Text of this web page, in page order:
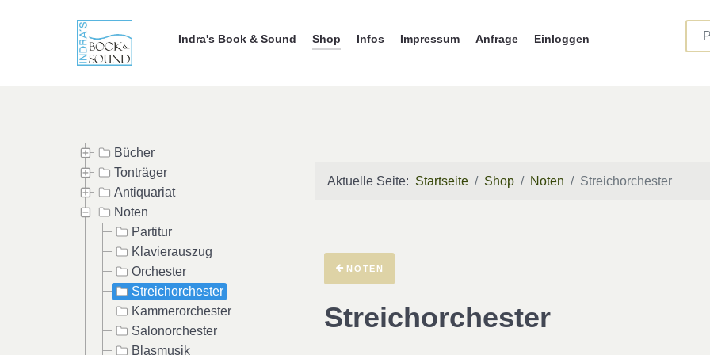
Indra's Book & Sound Shop Infos Impressum Anfrage Einloggen
Bücher
Tonträger
Antiquariat
Noten
Partitur
Klavierauszug
Orchester
Streichorchester
Kammerorchester
Salonorchester
Blasmusik
Aktuelle Seite: Startseite Shop Noten Streichorchester
NOTEN
Streichorchester